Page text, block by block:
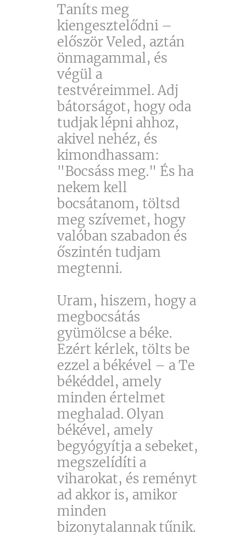
Taníts meg
kiengesztelődni –
először Veled, aztán
önmagammal, és
végül a
testvéreimmel. Adj
bátorságot, hogy oda
tudjak lépni ahhoz,
akivel nehéz, és
kimondhassam:
"Bocsáss meg." És ha
nekem kell
bocsátanom, töltsd
meg szívemet, hogy
valóban szabadon és
őszintén tudjam
megtenni.
Uram, hiszem, hogy a
megbocsátás
gyümölcse a béke.
Ezért kérlek, tölts be
ezzel a békével – a Te
békéddel, amely
minden értelmet
meghalad. Olyan
békével, amely
begyógyítja a sebeket,
megszelídíti a
viharokat, és reményt
ad akkor is, amikor
minden
bizonytalannak tűnik.